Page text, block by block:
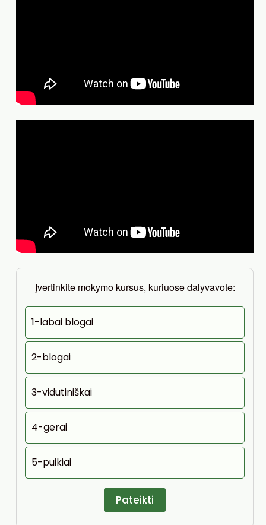
Įvertinkite mokymo kursus, kuriuose dalyvavote:
1-labai blogai
2-blogai
3-vidutiniškai
4-gerai
5-puikiai